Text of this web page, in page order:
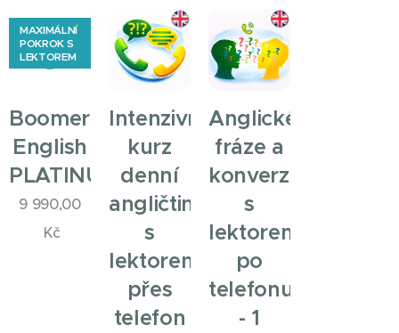
Boomerang
English
PLATINUM
MAXIMÁLNÍ
POKROK S
LEKTOREM
9 990,00
Kč
Intenzivní
kurz
denní
angličtiny
s
lektorem
přes
telefon
Anglické
fráze a
konverzace
s
lektorem
po
telefonu
- 1